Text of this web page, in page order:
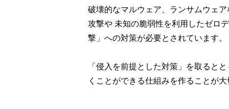
破壊的なマルウェア、ランサムウェ
攻撃や 未知の脆弱性を利用したゼロ
撃」への対策が必要とされています。
「侵入を前提とした対策」を取ると
くことができる仕組みを作ることが